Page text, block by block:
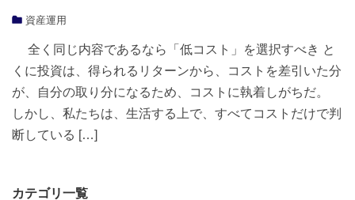
資産運用
全く同じ内容であるなら「低コスト」を選択すべき と
くに投資は、得られるリターンから、コストを差引いた分
が、自分の取り分になるため、コストに執着しがちだ。
しかし、私たちは、生活する上で、すべてコストだけで判
断している […]
カテゴリ一覧